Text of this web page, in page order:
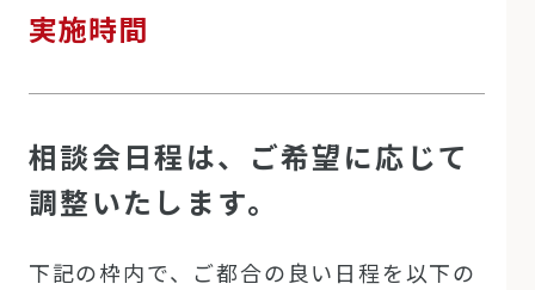
実施時間
相談会日程は、ご希望に応じて
調整いたします。
下記の枠内で、ご都合の良い⽇程を以下の